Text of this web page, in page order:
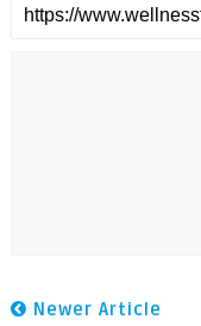
Newer Article